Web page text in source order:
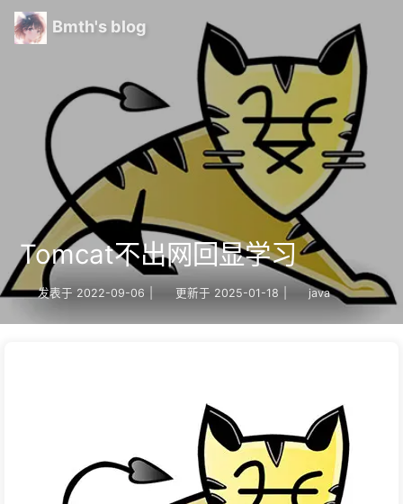
Bmth's blog
Tomcat不出网回显学习
发表于 2022-09-06 更新于 2025-01-18 java